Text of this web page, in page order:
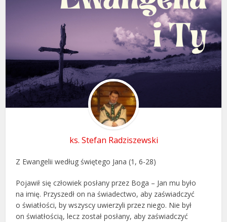
ks. Stefan Radziszewski
Z Ewangelii według świętego Jana (1, 6-28)
Pojawił się człowiek posłany przez Boga – Jan mu było
na imię. Przyszedł on na świadectwo, aby zaświadczyć
o światłości, by wszyscy uwierzyli przez niego. Nie był
on światłością, lecz został posłany, aby zaświadczyć